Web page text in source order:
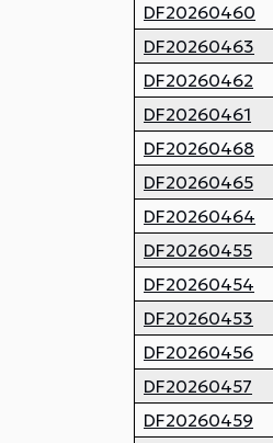
DF20260460
DF20260463
DF20260462
DF20260461
DF20260468
DF20260465
DF20260464
DF20260455
DF20260454
DF20260453
DF20260456
DF20260457
DF20260459